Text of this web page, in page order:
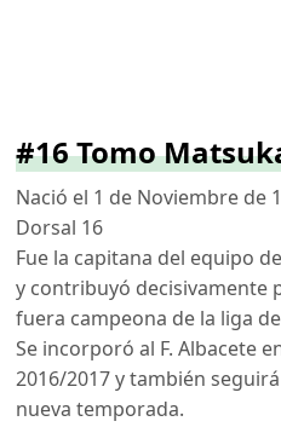
#16 Tomo
Nació el 1 de Noviembre de
Dorsal 16
Fue la capitana del equipo
y contribuyó decisivamente
fuera campeona de la liga
Se incorporó al F. Albacete
2016/2017 y también
nueva temporada.